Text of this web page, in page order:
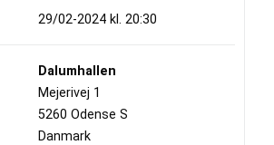
29/02-2024 kl. 20:30
Dalumhallen
Mejerivej 1
5260 Odense S
Danmark